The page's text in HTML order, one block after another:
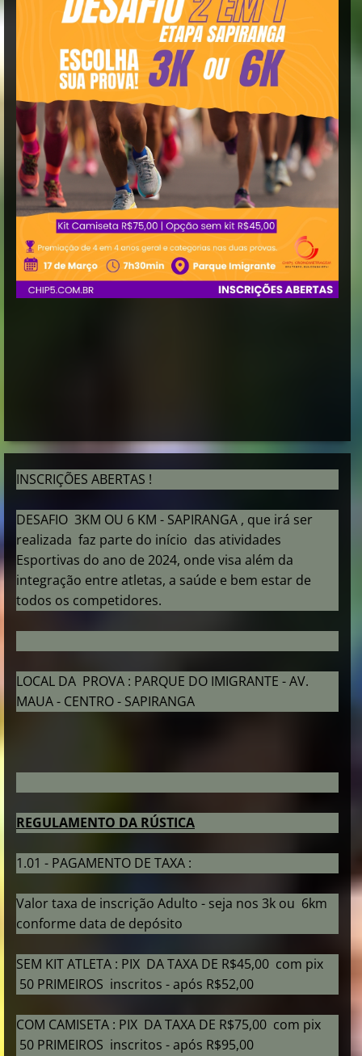
INSCRIÇÕES ABERTAS !
DESAFIO 3KM OU 6 KM - SAPIRANGA , que irá ser
realizada faz parte do início das atividades
Esportivas do ano de 2024, onde visa além da
integração entre atletas, a saúde e bem estar de
todos os competidores.
LOCAL DA PROVA : PARQUE DO IMIGRANTE - AV.
MAUA - CENTRO - SAPIRANGA
REGULAMENTO DA RÚSTICA
1.01 - PAGAMENTO DE TAXA :
Valor taxa de inscrição Adulto - seja nos 3k ou 6km
conforme data de depósito
SEM KIT ATLETA : PIX DA TAXA DE R$45,00 com pix
50 PRIMEIROS inscritos - após R$52,00
COM CAMISETA : PIX DA TAXA DE R$75,00 com pix
50 PRIMEIROS inscritos - após R$95,00